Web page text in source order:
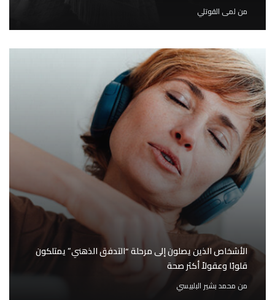
من لمى القوتلي
الأشخاص الذين يصلون إلى مرحلة “التدفق الذهني” يمتلكون
قلوبًا وعقولاً أكثر صحة
من محمد بشير البلبيسي